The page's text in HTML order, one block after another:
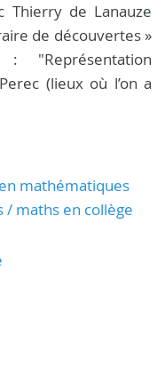
Thierry de Lanauze
de découvertes »
"Représentation
(lieux où l’on a
mathématiques
/ maths en collège